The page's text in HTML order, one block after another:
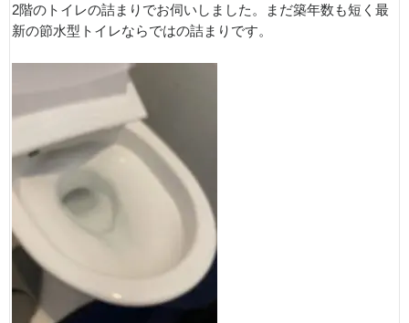
2階のトイレの詰まりでお伺いしました。まだ築年数も短く最
新の節水型トイレならではの詰まりです。